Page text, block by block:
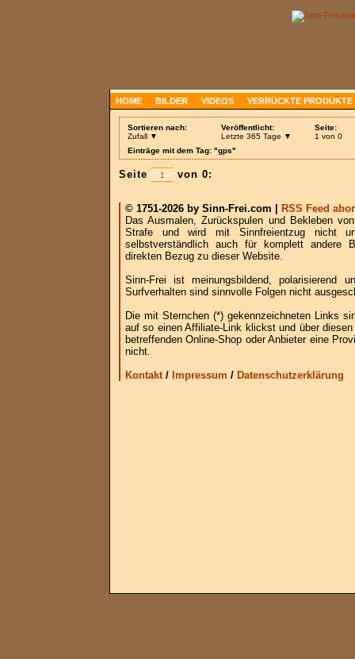
HOME BILDER VIDEOS VERRÜCKTE PRODUKTE
Sortieren nach:
Zufall ▼
Veröffentlicht:
Letzte 365 Tage ▼
Seite:
1 von 0
Einträge mit dem Tag: "gps"
Seite von 0:
© 1751-2026 by Sinn-Frei.com |
RSS Feed
Das Ausmalen, Zurückspulen und Bekleben
Strafe und wird mit Sinnfreientzug nicht
selbstverständlich auch für komplett andere
direkten Bezug zu dieser Website.
Sinn-Frei ist meinungsbildend, polarisierend
Surfverhalten sind sinnvolle Folgen nicht
Die mit Sternchen (*) gekennzeichneten Links
auf so einen Affiliate-Link klickst und über
betreffenden Online-Shop oder Anbieter eine
nicht.
Kontakt/ Impressum / Datenschutzerklärung